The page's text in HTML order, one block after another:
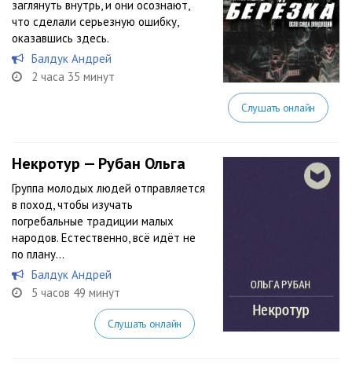
заглянуть внутрь, и они осознают,
что сделали серьезную ошибку,
оказавшись здесь.
Балдук Андрей
2 часа 35 минут
Слушать онлайн
Некротур — Рубан Ольга
Группа молодых людей отправляется
в поход, чтобы изучать
погребальные традиции малых
народов. Естественно, всё идёт не
по плану…
Балдук Андрей
5 часов 49 минут
Слушать онлайн